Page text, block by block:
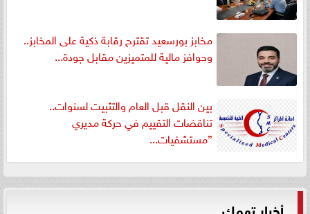
مخابز بورسعيد تقترح رقابة ذكية على المخابز..
وحوافز مالية للمتميزين مقابل جودة...
بين النقل قبل العام والتثبيت لسنوات..
تناقضات التقييم في حركة مديري
”مستشفيات...
أخبار تهمك